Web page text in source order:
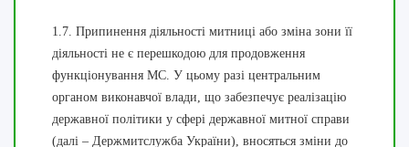
1.7. Припинення діяльності митниці або зміна зони її
діяльності не є перешкодою для продовження
функціонування МС. У цьому разі центральним
органом виконавчої влади, що забезпечує реалізацію
державної політики у сфері державної митної справи
(далі – Держмитслужба України), вносяться зміни до